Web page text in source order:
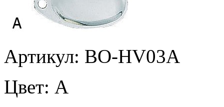
Артикул: BO-HV03A
Цвет: A